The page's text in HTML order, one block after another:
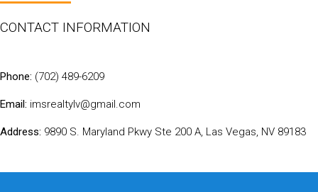
CONTACT INFORMATION
Phone: (702) 489-6209
Email: imsrealtylv@gmail.com
Address: 9890 S. Maryland Pkwy Ste 200 A, Las Vegas, NV 89183